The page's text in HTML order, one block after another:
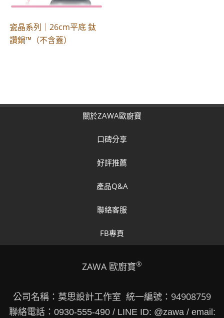
瓷晶系列｜26cm平底 鈦
讚鍋™（不含蓋）
關於ZAWA歐廚寶
口碑分享
好評推薦
產品Q&A
聯絡客服
FB專頁
ZAWA 歐廚寶®
公司名稱：莫思設計工作室 統一編號：94908759
聯絡電話：0930-555-490 / LINE ID: @zawa / email: